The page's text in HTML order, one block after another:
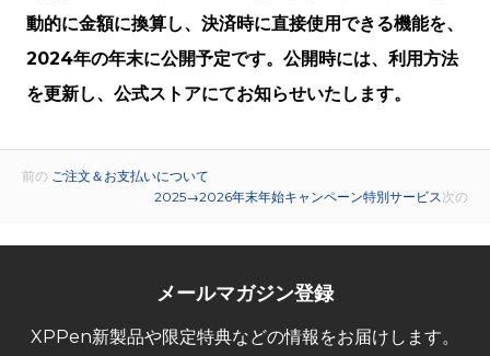
動的に金額に換算し、決済時に直接使用できる機能を、
2024年の年末に公開予定です。公開時には、利用方法
を更新し、公式ストアにてお知らせいたします。
前の ご注文＆お支払いについて
2025→2026年末年始キャンペーン特別サービス次の
メールマガジン登録
XPPen新製品や限定特典などの情報をお届けします。